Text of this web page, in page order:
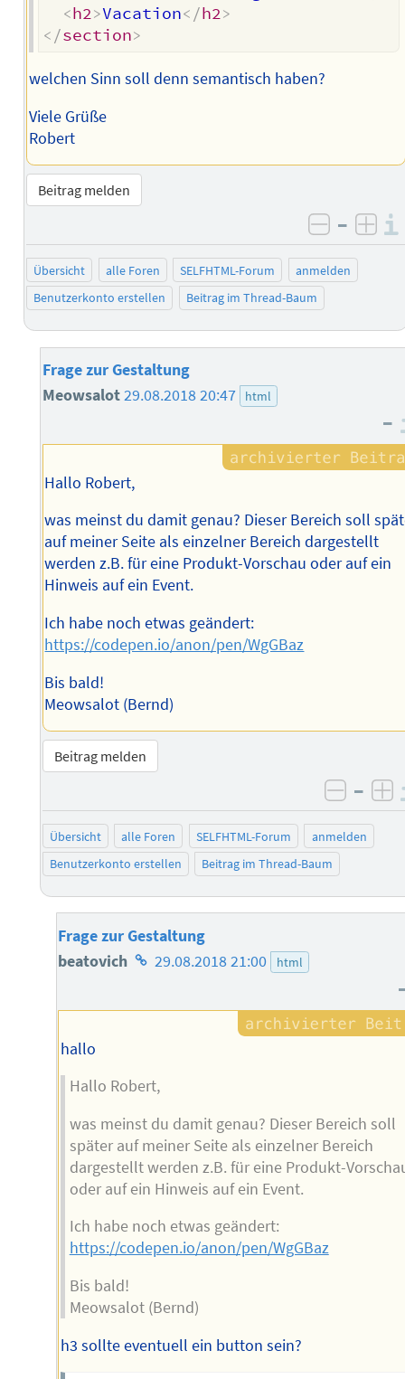
<h2>Vacation</h2>
</section>
welchen Sinn soll denn semantisch haben?
Viele Grüße
Robert
Beitrag melden
negativ
–
Übersicht alle Foren SELFHTML-Forum
anmelden
Benutzerkonto erstellen
Beitrag im Thread-Baum
Frage zur Gestaltung
Meowsalot29.08.2018 20:47 html
–
Hallo Robert,
was meinst du damit genau? Dieser Bereich soll
auf meiner Seite als einzelner Bereich dargestellt
werden z.B. für eine Produkt-Vorschau oder auf ein
Hinweis auf ein Event.
Ich habe noch etwas geändert:
https://codepen.io/anon/pen/WgGBaz
Bis bald!
Meowsalot (Bernd)
Beitrag melden
–
Übersicht alle Foren SELFHTML-Forum
anmelden
Benutzerkonto erstellen
Beitrag im Thread-Baum
Frage zur Gestaltung
beatovich Homepage
Autors
29.08.2018 21:00 html
hallo
Hallo Robert,
was meinst du damit genau? Dieser Bereich soll
später auf meiner Seite als einzelner Bereich
dargestellt werden z.B. für eine Produkt-
oder auf ein Hinweis auf ein Event.
Ich habe noch etwas geändert:
https://codepen.io/anon/pen/WgGBaz
Bis bald!
Meowsalot (Bernd)
h3 sollte eventuell ein button sein?